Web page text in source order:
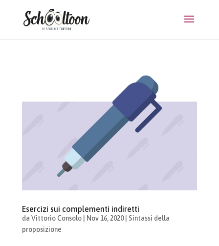
Esercizi sui complementi indiretti
da Vittorio Consolo| Nov 16, 2020| Sintassi della
proposizione